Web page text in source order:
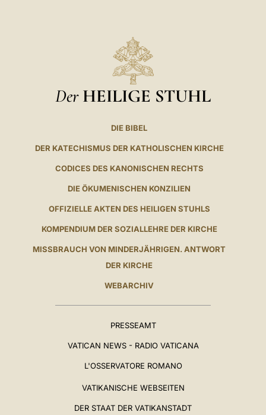
Der HEILIGE STUHL
DIE BIBEL
DER KATECHISMUS DER KATHOLISCHEN KIRCHE
CODICES DES KANONISCHEN RECHTS
DIE ÖKUMENISCHEN KONZILIEN
OFFIZIELLE AKTEN DES HEILIGEN STUHLS
KOMPENDIUM DER SOZIALLEHRE DER KIRCHE
MISSBRAUCH VON MINDERJÄHRIGEN. ANTWORT
DER KIRCHE
WEBARCHIV
PRESSEAMT
VATICAN NEWS - RADIO VATICANA
L'OSSERVATORE ROMANO
VATIKANISCHE WEBSEITEN
DER STAAT DER VATIKANSTADT